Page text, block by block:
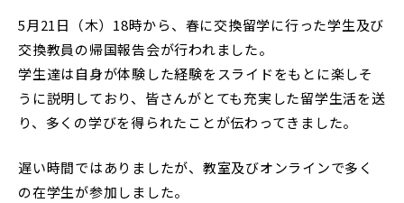
SCHOOL LIFE
学生生活
RESEARCH & COLLABORATION
研究・社会連携
5月21日（木）18時から、春に交換留学に行った学生及び
交換教員の帰国報告会が行われました。
学生達は自身が体験した経験をスライドをもとに楽しそ
うに説明しており、皆さんがとても充実した留学生活を送
り、多くの学びを得られたことが伝わってきました。
遅い時間ではありましたが、教室及びオンラインで多く
の在学生が参加しました。